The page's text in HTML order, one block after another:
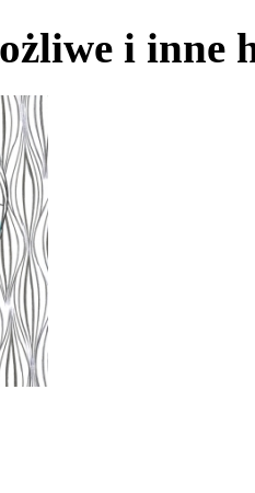
i inne